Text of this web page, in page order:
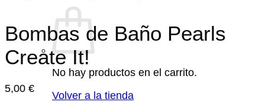
No hay productos en el carrito.
Volver a la tienda
Bombas de Baño Pearls
Create It!
5,00 €